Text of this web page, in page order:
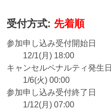
受付方式: 先着順
参加申し込み受付開始日
12/1(月) 18:00
キャンセルペナルティ発生日
1/6(火) 00:00
参加申し込み受付終了日
1/12(月) 07:00